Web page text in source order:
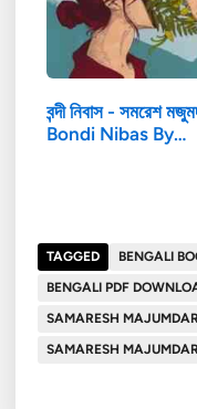
বন্দী নিবাস - সমরেশ
Bondi Nibas By…
TAGGED
BENGALI
BENGALI PDF
SAMARESH
SAMARESH